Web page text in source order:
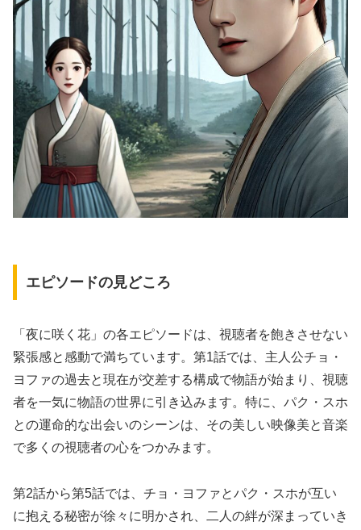
エピソードの見どころ
「夜に咲く花」の各エピソードは、視聴者を飽きさせない
緊張感と感動で満ちています。第1話では、主人公チョ・
ヨファの過去と現在が交差する構成で物語が始まり、視聴
者を一気に物語の世界に引き込みます。特に、パク・スホ
との運命的な出会いのシーンは、その美しい映像美と音楽
で多くの視聴者の心をつかみます。
第2話から第5話では、チョ・ヨファとパク・スホが互い
に抱える秘密が徐々に明かされ、二人の絆が深まっていき